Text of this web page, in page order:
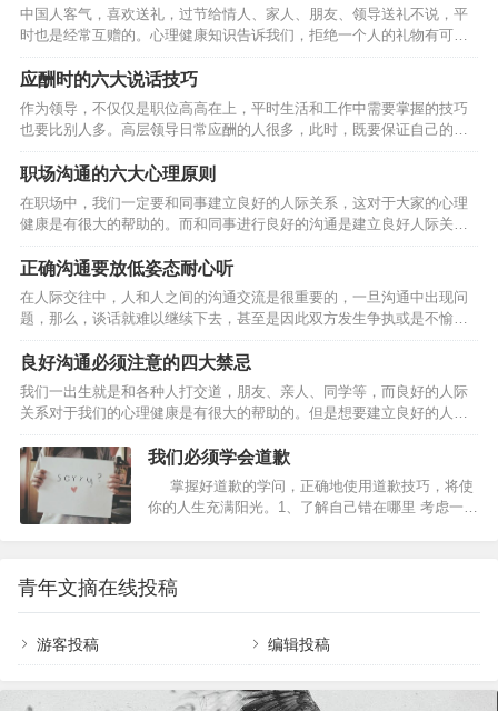
需要。如果自己说错了话、做错了事，如不想造成无可弥补的伤害时，
最好的办法是什么？！“我错了”，这就是一种觉知。2、承认我错了：承
认我错了是沟通的消毒剂，可解冻、改善与转化沟通的问题，就一句：
我错了！勾销了多少人的新仇旧恨，化解掉多少年打不开的死结，让…
中国人客气，喜欢送礼，过节给情人、家人、朋友、领导送礼不说，平
时也是经常互赠的。心理健康知识告诉我们，拒绝一个人的礼物有可能
会给他带来心理方面的不良影响，因此我们要学会如何拒绝别人的礼
物？ 一是要婉言相告。受赠人应该采用委婉的、不失礼貌的语言，向赠
送者暗示自己难以接受对方的礼品。比如，当对方向自己赠送手机时，
可告知：“我已经有一台了，谢谢。”当一位男士送舞票给一位小姐，而对
方打算回绝时，可以这么说：“今晚我男朋友也要请我跳舞，而且我们已
经有约在先了。” 二是可采取直言缘由法，也就是直截了当而…
应酬时的六大说话技巧
作为领导，不仅仅是职位高高在上，平时生活和工作中需要掌握的技巧
也要比别人多。高层领导日常应酬的人很多，此时，既要保证自己的语
言大方得体，又要让人信服，是一门学问。下面，我们来看看应酬时的
说话技巧有哪些? 第一，含蓄。 在应酬时，运用含蓄的语言是最常见的
一种方式.它不像直说那样浅露时一句含蓄的语言能使双方在笑声中相互
理解和感到愉悦。 作家冯骚才在美国访问时，一位美国朋友带着儿子到
公寓去看他。他们谈话间，那位壮得像牛犊的孩子，爬上床在上面乱蹦
乱跳。如果直截了当地请他下来，势必会使孩子的父亲产生…
职场沟通的六大心理原则
在职场中，我们一定要和同事建立良好的人际关系，这对于大家的心理
健康是有很大的帮助的。而和同事进行良好的沟通是建立良好人际关系
的基础，因此，大家在与人沟通的时候，一定要注意以下的六大原则。
一、讲出来 尤其是坦白的讲出来你内心的感受、感情、痛苦、想法和期
望，但绝对不是批评、责备、抱怨、攻击。 二、不攻击对方 不批评、不
责备、不抱怨、不攻击、不说教批评、责备、抱怨、攻击这些都是的刽
子手，只会使事情恶化。 三、互相尊重 只有给予对方尊重才有沟通，若
对方不尊重你时，你也要适当的请求对方的尊重…
正确沟通要放低姿态耐心听
在人际交往中，人和人之间的沟通交流是很重要的，一旦沟通中出现问
题，那么，谈话就难以继续下去，甚至是因此双方发生争执或是不愉
快。因此，想要建立自己良好的人际关系，掌握好沟通的原则是很重要
的。 第一、沟通时舍弃你的自尊心 无谓的自尊和自傲只会成为沟通的绊
脚石，因此，至少应当在沟通的时候舍弃自己所谓的自尊心。不要说出
“我的自尊心不允许我……”这样的话，这只会让沟通无法进行下去。 第
二、沟通时放低姿态 “我说的才是对的”，这种态度只会导致沟通关系的
恶化，让沟通无法进行下去。在进行沟通的时候，要尽…
良好沟通必须注意的四大禁忌
我们一出生就是和各种人打交道，朋友、亲人、同学等，而良好的人际
关系对于我们的心理健康是有很大的帮助的。但是想要建立良好的人际
关系，首先就要和别人良好的沟通，因此以下的四大禁忌是大家需要注
意的。 第一，老是重复别人的话。 鹦鹉学舌虽然可爱，可若是听久了，
难免觉得枯燥无趣。如果总是解释或重复他人说过的话，比如人家说“这
部电视真好看”,你也说“是啊，非常好看”,会让人觉得缺乏实质性内容。这
时不妨加一些评价，比如“女主角的造型非常新颖”,或者提出相反的观
我们必须学会道歉
掌握好道歉的学问，正确地使用道歉技巧，将使
你的人生充满阳光。1、了解自己错在哪里 考虑一下
俩，更不是要去骗取别人的宽恕，你必须有责任
感，勇于自责，勇于承认过失，才能够真心地道
歉。 3、用清楚和正确的文字，而非煽动性的文
字 通常，受伤害者要的，…
青年文摘在线投稿
游客投稿 编辑投稿